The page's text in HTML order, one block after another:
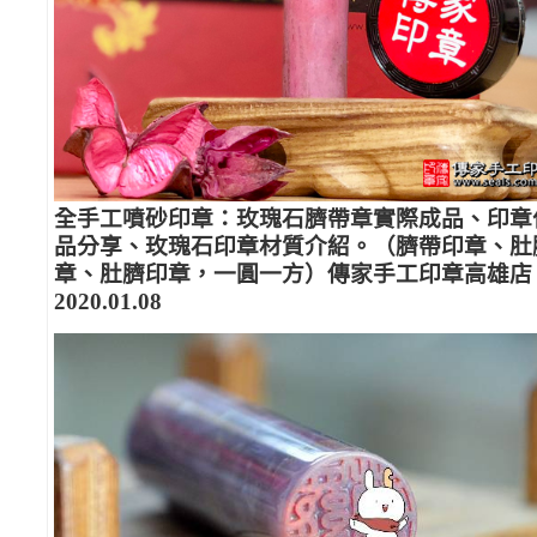
全手工噴砂印章：玫瑰石臍帶章實際成品、印章
品分享、玫瑰石印章材質介紹。（臍帶印章、肚
章、肚臍印章，一圓一方）傳家手工印章高雄店
2020.01.08